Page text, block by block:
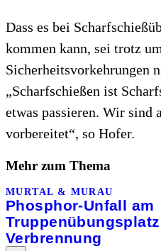
Dass es bei
kommen kann, sei trotz
Sicherheitsvorkehrungen
„Scharfschießen ist
etwas passieren. Wir sind
vorbereitet“, so Hofer.
Mehr zum Thema
MURTAL & MURAU
Phosphor-Unfall am
Verbrennung